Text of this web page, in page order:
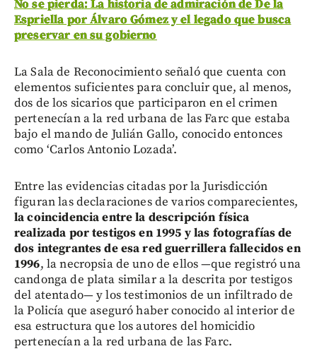
No se pierda: La historia de admiración de De la
Espriella por Álvaro Gómez y el legado que busca
preservar en su gobierno
La Sala de Reconocimiento señaló que cuenta con
elementos suficientes para concluir que, al menos,
dos de los sicarios que participaron en el crimen
pertenecían a la red urbana de las Farc que estaba
bajo el mando de Julián Gallo, conocido entonces
como ‘Carlos Antonio Lozada’.
Entre las evidencias citadas por la Jurisdicción
figuran las declaraciones de varios comparecientes,
la coincidencia entre la descripción física
realizada por testigos en 1995 y las fotografías de
dos integrantes de esa red guerrillera fallecidos en
1996, la necropsia de uno de ellos —que registró una
candonga de plata similar a la descrita por testigos
del atentado— y los testimonios de un infiltrado de
la Policía que aseguró haber conocido al interior de
esa estructura que los autores del homicidio
pertenecían a la red urbana de las Farc.